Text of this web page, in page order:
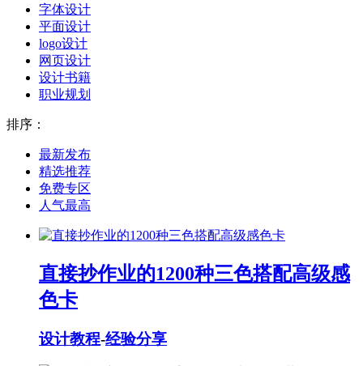
字体设计
平面设计
logo设计
网页设计
设计书籍
职业规划
排序：
最新发布
精选推荐
免费专区
人气最高
直接抄作业的1200种三色搭配高级感
色卡
设计教程-经验分享